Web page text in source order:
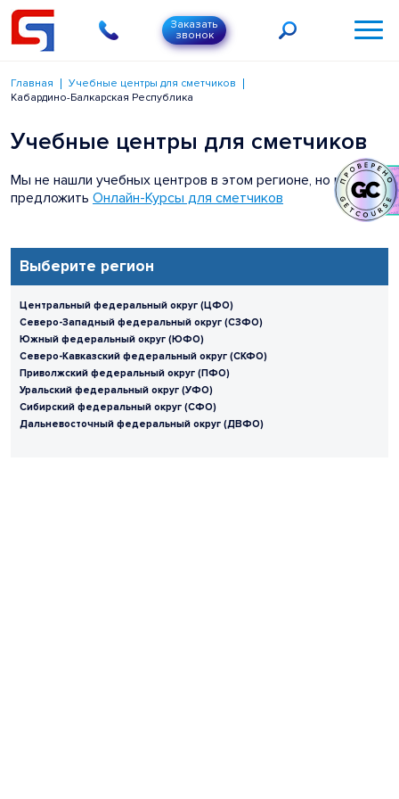
Заказать
звонок
Главная
Учебные центры для сметчиков
Кабардино-Балкарская Республика
Выберите регион
Центральный федеральный округ (ЦФО)
Северо-Западный федеральный округ (СЗФО)
Южный федеральный округ (ЮФО)
Северо-Кавказский федеральный округ (СКФО)
Приволжский федеральный округ (ПФО)
Уральский федеральный округ (УФО)
Сибирский федеральный округ (СФО)
Дальневосточный федеральный округ (ДВФО)
Учебные центры для сметчиков
Мы не нашли учебных центров в этом регионе, но можем
предложить Онлайн-Курсы для сметчиков